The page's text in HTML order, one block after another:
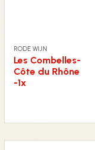
RODE WIJN
Les Combelles-
Côte du Rhône
-1x